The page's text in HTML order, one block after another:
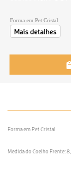
Forma em Pet Cristal
Mais detalhes
Forma em Pet Cristal
Medida do Coelho Frente: